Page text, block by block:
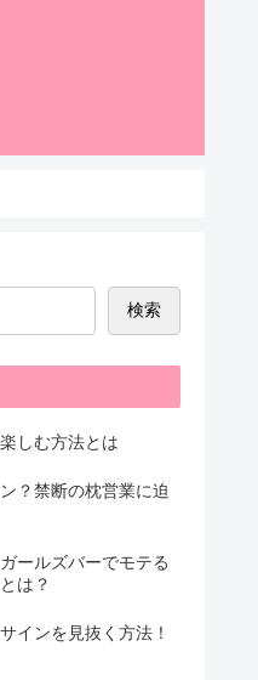
検索
しむ方法とは
？禁断の枕営業に迫
ールズバーでモテる
は？
インを見抜く方法！